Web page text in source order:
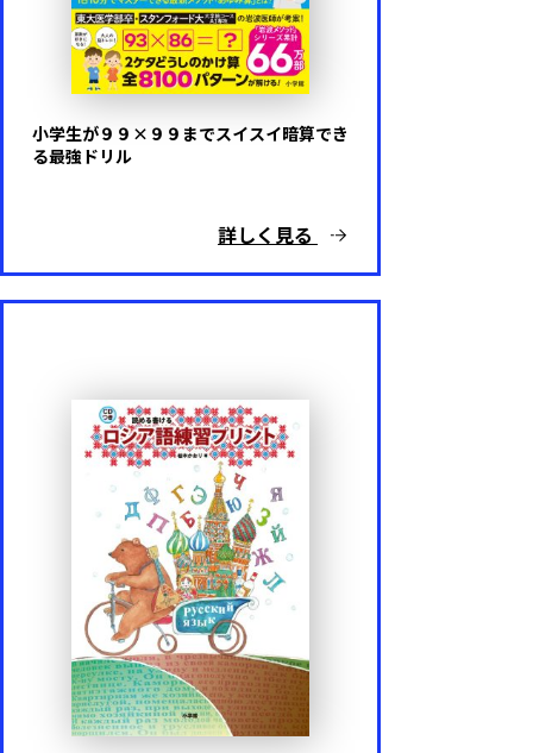
小学生が９９×９９までスイスイ暗算でき
る最強ドリル
詳しく見る